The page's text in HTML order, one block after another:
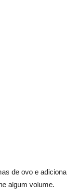
de ovo e
algum volume.